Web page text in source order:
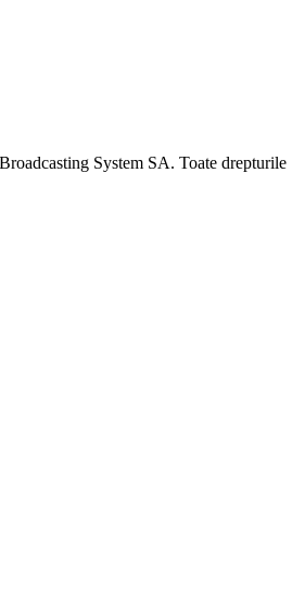
System SA. Toate drepturile